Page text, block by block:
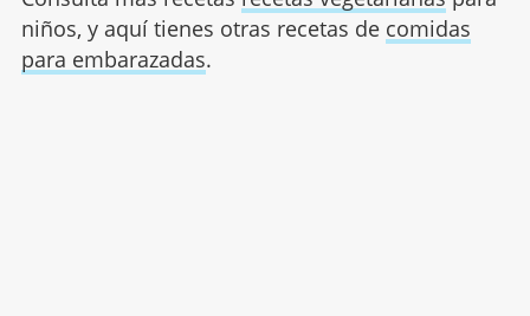
niños, y aquí tienes otras recetas de comidas
para embarazadas.